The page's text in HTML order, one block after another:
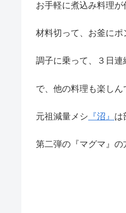
お手軽に煮込み料理が
材料切って、お釜にポ
調子に乗って、３日
で、他の料理も楽しん
元祖減量メシ 『沼』 は
第二弾の『マグマ』の